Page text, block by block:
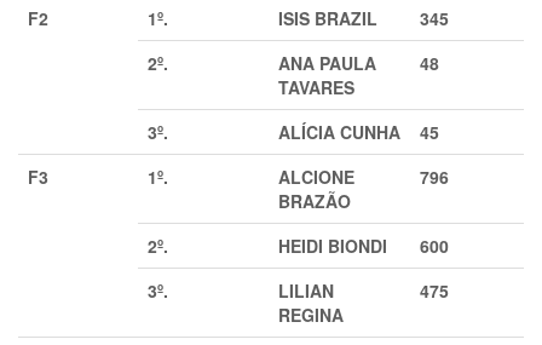
F2 1º. ISIS BRAZIL
345
2º.
ANA PAULA
TAVARES
48
3º. ALÍCIA CUNHA
45
F3
1º.
ALCIONE
BRAZÃO
796
2º. HEIDI BIONDI
600
3º.
LILIAN
REGINA
475